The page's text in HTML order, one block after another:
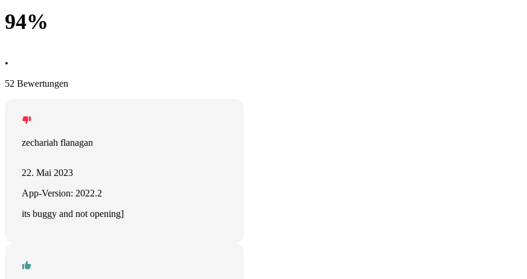
94%
•
52 Bewertungen
zechariah flanagan
22. Mai 2023
App-Version: 2022.2
its buggy and not opening]